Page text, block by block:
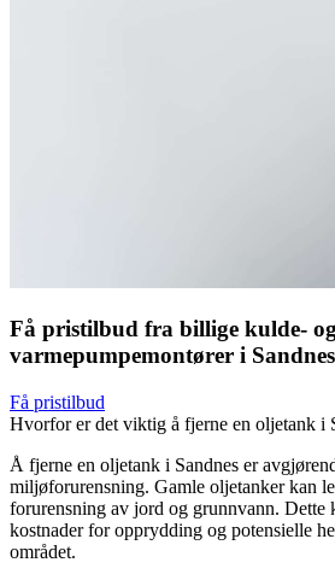
Få pristilbud fra billige kulde- og
varmepumpemontører i
Få pristilbud
Hvorfor er det viktig å fjerne en oljetank i
Å fjerne en oljetank i Sandnes er
miljøforurensning. Gamle oljetanker kan
forurensning av jord og grunnvann. Dette
kostnader for opprydding og potensielle
området.